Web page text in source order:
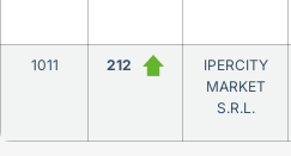
1011 212
IPERCITY
MARKET
S.R.L.